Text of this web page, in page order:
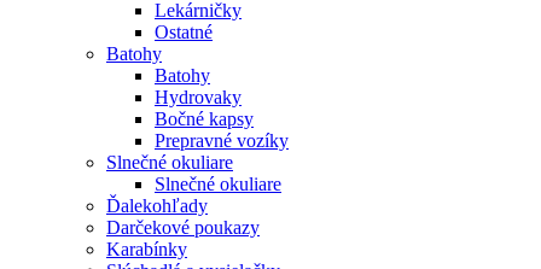
Lekárničky
Ostatné
Batohy
Batohy
Hydrovaky
Bočné kapsy
Prepravné vozíky
Slnečné okuliare
Slnečné okuliare
Ďalekohľady
Darčekové poukazy
Karabínky